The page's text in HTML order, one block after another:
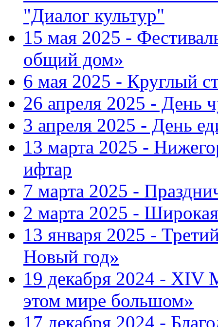
"Диалог культур"
15 мая 2025 -
общий дом»
6 мая 2025 - Круглый
26 апреля 2025 - День
3 апреля 2025 - День
13 марта 2025 -
ифтар
7 марта 2025 -
2 марта 2025 -
13 января 2025 -
Новый год»
19 декабря 2024 - XIV
этом мире большом»
17 декабря 2024 -